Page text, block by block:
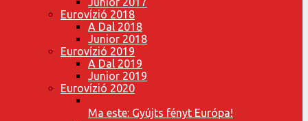
Eurovízió 2018
A Dal 2018
Junior 2018
Eurovízió 2019
A Dal 2019
Junior 2019
Eurovízió 2020
Ma este: Gyújts fényt Európa!